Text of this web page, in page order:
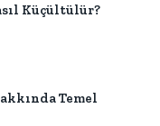
Küçültülür?
Temel